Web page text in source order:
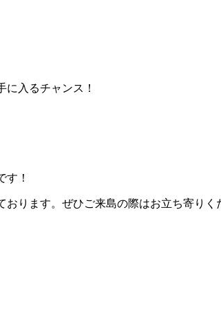
に入るチャンス！
す！
ります。ぜひご来島の際はお立ち寄りく